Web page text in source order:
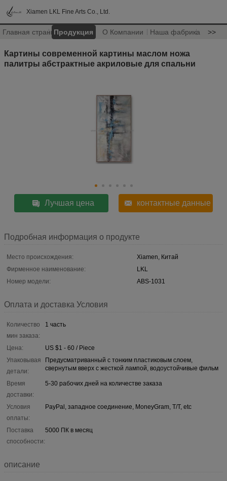
Xiamen LKL Fine Arts Co., Ltd.
Главная страницаПродукция О Компании Наша фабрика >>
Картины современной картины маслом ножа
палитры абстрактные акриловые для спальни
Лучшая цена контактные данные
Подробная информация о продукте
Место происхождения:
Xiamen, Китай
Фирменное наименование:
LKL
Номер модели:
ABS-1031
Оплата и доставка Условия
Количество
мин заказа:
1 часть
Цена:
US $1 - 60 / Piece
Упаковывая
детали:
Предусматриванный с тонким пластиковым слоем,
свернутым вверх с жесткой лампой, водоустойчивые фильм
Время
доставки:
5-30 рабочих дней на количестве заказа
Условия
оплаты:
PayPal, западное соединение, MoneyGram, T/T, etc
Поставка
способности:
5000 ПК в месяц
описание